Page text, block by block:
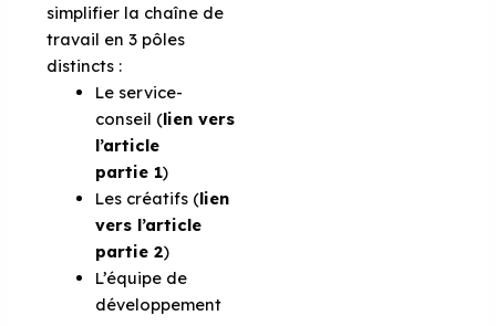
simplifier la chaîne de
travail en 3 pôles
distincts :
Le service-
conseil (lien vers
l’article
partie 1)
Les créatifs (lien
vers l’article
partie 2)
L’équipe de
développement